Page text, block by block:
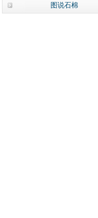
图说石棉